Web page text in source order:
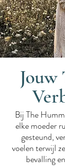
Bij The
elke moeder
gesteund,
voelen terwijl
bevalling